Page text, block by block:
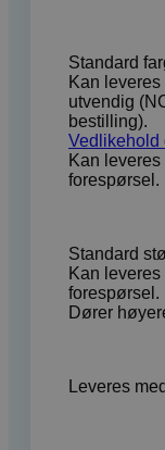
Standard
Kan
utvendig
bestilling).
Vedlikehold
Kan
forespørsel.
Standard
Kan
forespørsel.
Dører
Leveres